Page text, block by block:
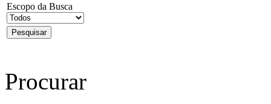
Escopo da Busca
Procurar